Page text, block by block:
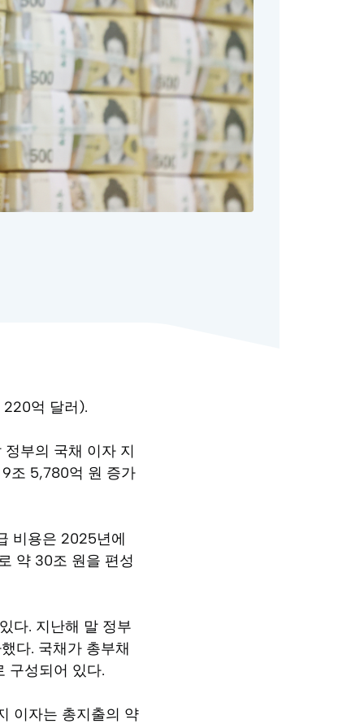
220억 달러).
부의 국채 이자 지
조 5,780억 원 증가
비용은 2025년에
약 30조 원을 편성
다. 지난해 말 정부
다. 국채가 총부채
구성되어 있다.
이자는 총지출의 약